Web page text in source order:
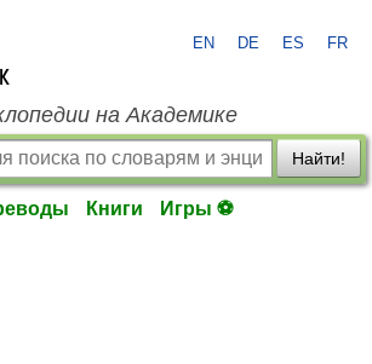
EN DE ES FR
на Академике
Найти!
Книги Игры ⚽